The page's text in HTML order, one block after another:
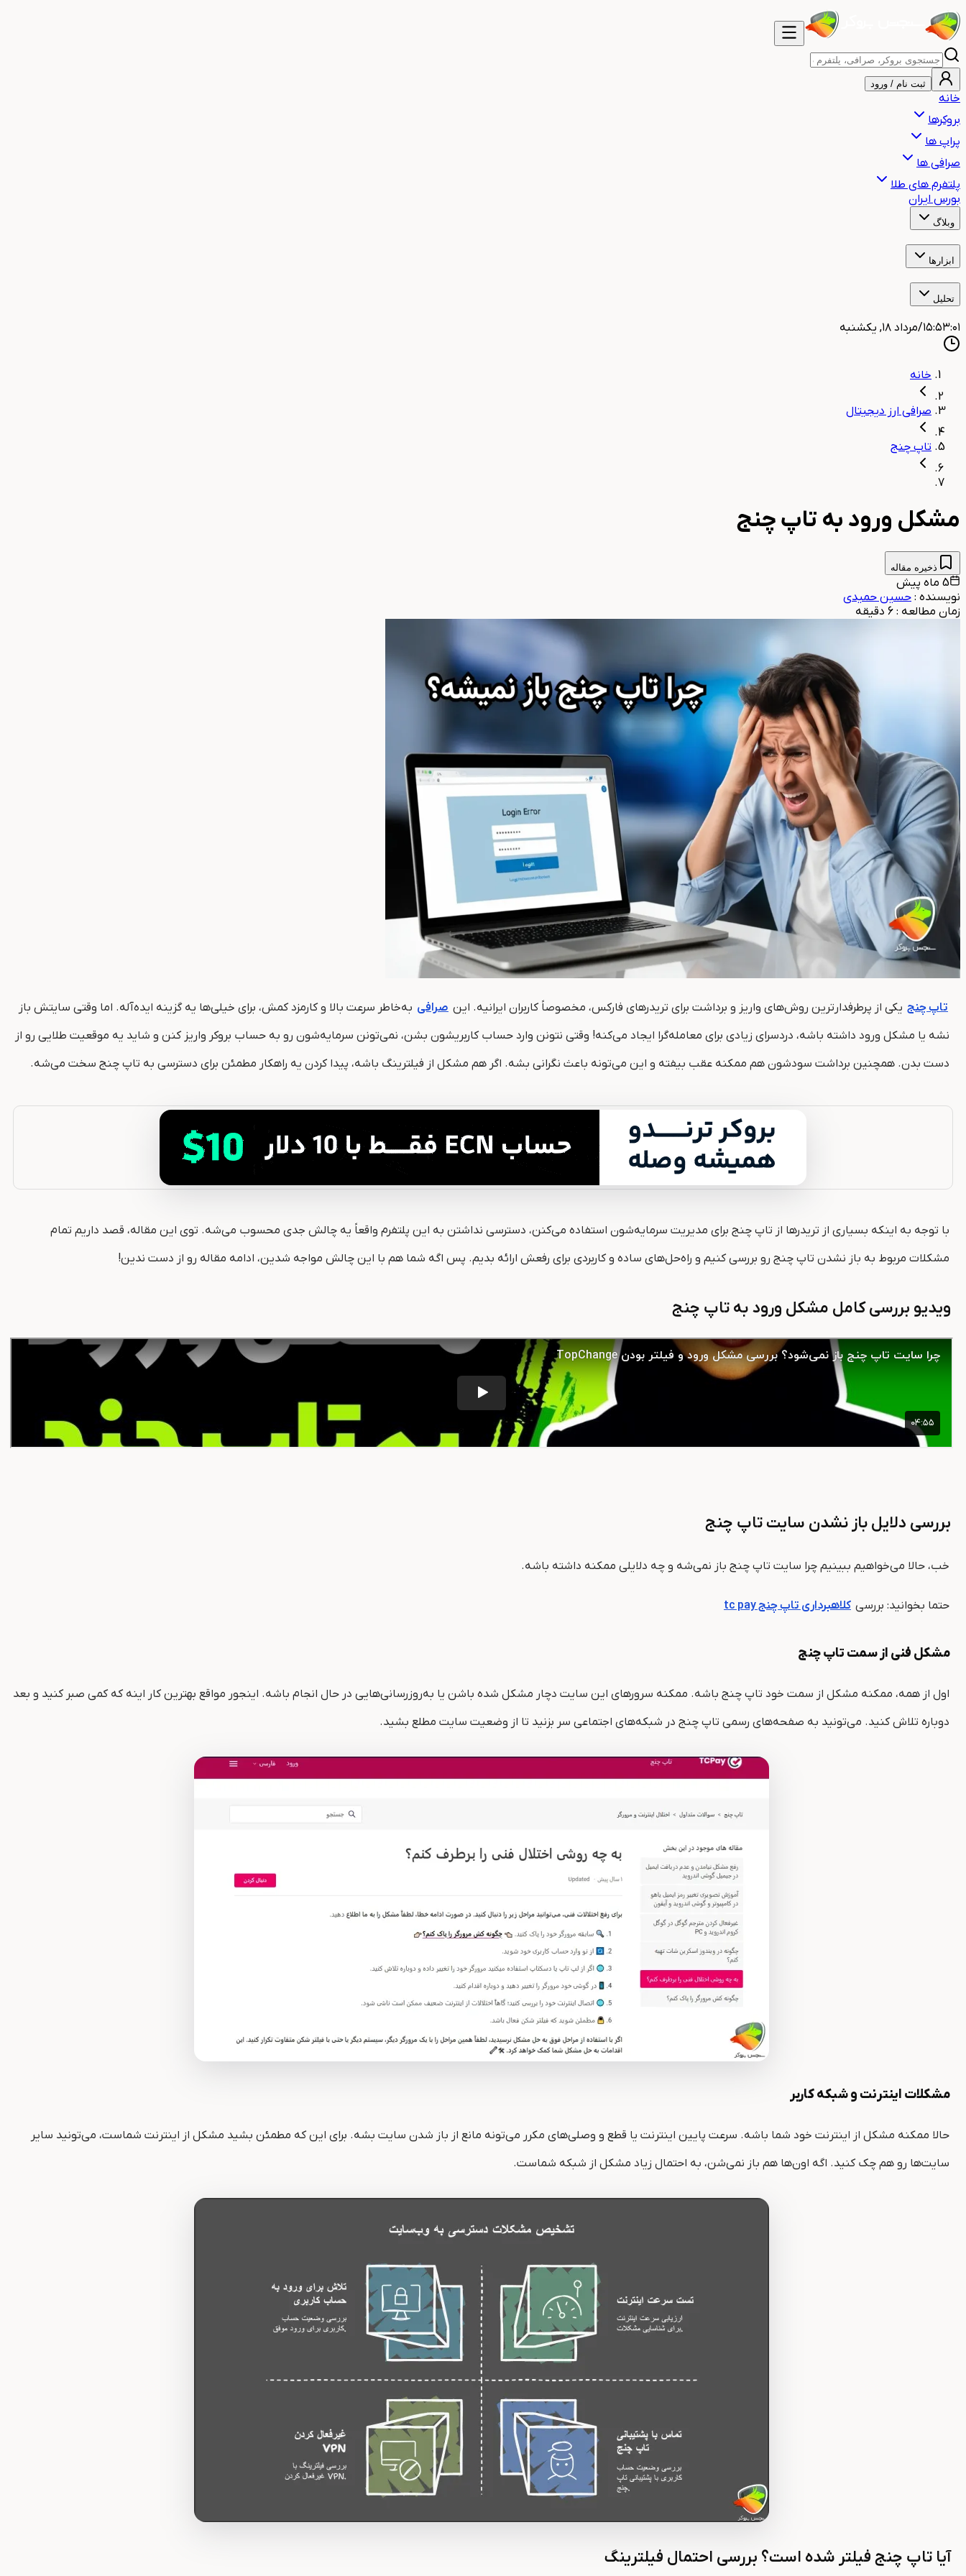
ثبت نام / ورود
خانه
بروکرها
پراپ ها
صرافی ها
پلتفرم های طلا
بورس ایران
وبلاگ
آموزشاخبارهشدار
ابزارها
ساعت بازارهای مالی جهان
تحلیل
تحلیل تکنیکال طلا
۱۵:۵۳:۰۲/مرداد ۱۸, یکشنبه
خانه
صرافی ارز دیجیتال
تاپ چنج
مشکل ورود به تاپ چنج
ذخیره مقاله
5 ماه پیش
نویسنده : حسین حمیدی
زمان مطالعه :
6 دقیقه
تاپ چنج یکی از پرطرفدارترین روش‌های واریز و برداشت برای تریدرهای فارکس، مخصوصاً کاربران ایرانیه. این صرافی به‌خاطر سرعت بالا و کارمزد کمش، برای خیلی‌ها یه گزینه ایده‌آله. اما وقتی سایتش باز
نشه یا مشکل ورود داشته باشه، دردسرای زیادی برای معامله‌گرا ایجاد می‌کنه! وقتی نتونن وارد حساب کاربریشون بشن، نمی‌تونن سرمایه‌شون رو به حساب بروکر واریز کنن و شاید یه موقعیت طلایی رو از
دست بدن. همچنین برداشت سودشون هم ممکنه عقب بیفته و این می‌تونه باعث نگرانی بشه. اگر هم مشکل از فیلترینگ باشه، پیدا کردن یه راهکار مطمئن برای دسترسی به تاپ چنج سخت می‌شه.
با توجه به اینکه بسیاری از تریدرها از تاپ چنج برای مدیریت سرمایه‌شون استفاده می‌کنن، دسترسی نداشتن به این پلتفرم واقعاً یه چالش جدی محسوب می‌شه. توی این مقاله، قصد داریم تمام
مشکلات مربوط به باز نشدن تاپ چنج رو بررسی کنیم و راه‌حل‌های ساده و کاربردی برای رفعش ارائه بدیم. پس اگه شما هم با این چالش مواجه شدین، ادامه مقاله رو از دست ندین!
ویدیو بررسی کامل مشکل ورود به تاپ چنج
بررسی دلایل باز نشدن سایت تاپ چنج
خب، حالا می‌خواهیم ببینیم چرا سایت تاپ چنج باز نمی‌شه و چه دلایلی ممکنه داشته باشه.
حتما بخوانید: بررسی کلاهبرداری تاپ چنج tc pay
مشکل فنی از سمت تاپ چنج
اول از همه، ممکنه مشکل از سمت خود تاپ چنج باشه. ممکنه سرورهای این سایت دچار مشکل شده باشن یا به‌روزرسانی‌هایی در حال انجام باشه. اینجور مواقع بهترین کار اینه که کمی صبر کنید و بعد
دوباره تلاش کنید. می‌تونید به صفحه‌های رسمی تاپ چنج در شبکه‌های اجتماعی سر بزنید تا از وضعیت سایت مطلع بشید.
مشکلات اینترنت و شبکه کاربر
حالا ممکنه مشکل از اینترنت خود شما باشه. سرعت پایین اینترنت یا قطع و وصلی‌های مکرر می‌تونه مانع از باز شدن سایت بشه. برای این که مطمئن بشید مشکل از اینترنت شماست، می‌تونید سایر
سایت‌ها رو هم چک کنید. اگه اون‌ها هم باز نمی‌شن، به احتمال زیاد مشکل از شبکه شماست.
آیا تاپ چنج فیلتر شده است؟ بررسی احتمال فیلترینگ